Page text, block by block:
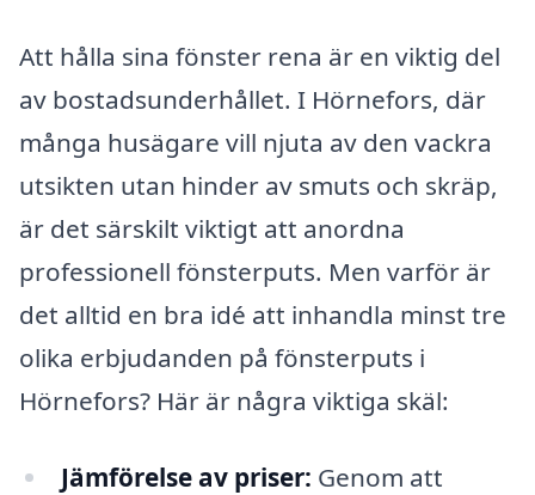
Att hålla sina fönster rena är en viktig del
av bostadsunderhållet. I Hörnefors, där
många husägare vill njuta av den vackra
utsikten utan hinder av smuts och skräp,
är det särskilt viktigt att anordna
professionell fönsterputs. Men varför är
det alltid en bra idé att inhandla minst tre
olika erbjudanden på fönsterputs i
Hörnefors? Här är några viktiga skäl:
Jämförelse av priser: Genom att